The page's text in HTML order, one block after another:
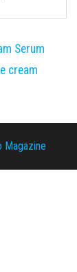
Serum
cream
Magazine